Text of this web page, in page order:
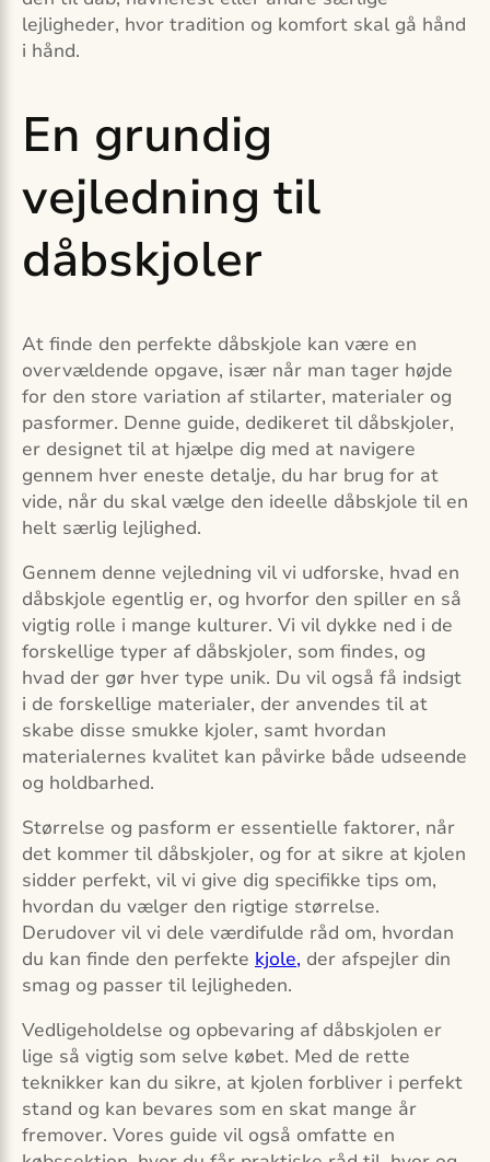
lejligheder, hvor tradition og komfort skal gå hånd
i hånd.
En grundig
vejledning til
dåbskjoler
At finde den perfekte dåbskjole kan være en
overvældende opgave, især når man tager højde
for den store variation af stilarter, materialer og
pasformer. Denne guide, dedikeret til dåbskjoler,
er designet til at hjælpe dig med at navigere
gennem hver eneste detalje, du har brug for at
vide, når du skal vælge den ideelle dåbskjole til en
helt særlig lejlighed.
Gennem denne vejledning vil vi udforske, hvad en
dåbskjole egentlig er, og hvorfor den spiller en så
vigtig rolle i mange kulturer. Vi vil dykke ned i de
forskellige typer af dåbskjoler, som findes, og
hvad der gør hver type unik. Du vil også få indsigt
i de forskellige materialer, der anvendes til at
skabe disse smukke kjoler, samt hvordan
materialernes kvalitet kan påvirke både udseende
og holdbarhed.
Størrelse og pasform er essentielle faktorer, når
det kommer til dåbskjoler, og for at sikre at kjolen
sidder perfekt, vil vi give dig specifikke tips om,
hvordan du vælger den rigtige størrelse.
Derudover vil vi dele værdifulde råd om, hvordan
du kan finde den perfekte kjole, der afspejler din
smag og passer til lejligheden.
Vedligeholdelse og opbevaring af dåbskjolen er
lige så vigtig som selve købet. Med de rette
teknikker kan du sikre, at kjolen forbliver i perfekt
stand og kan bevares som en skat mange år
fremover. Vores guide vil også omfatte en